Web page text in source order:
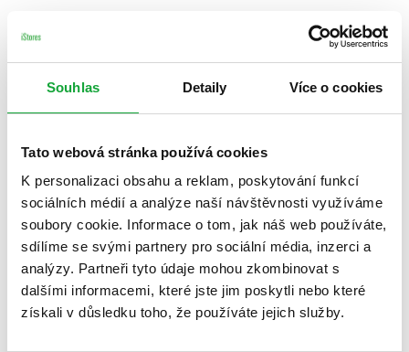
Souhlas Detaily Více o cookies
Tato webová stránka používá cookies
K personalizaci obsahu a reklam, poskytování funkcí
sociálních médií a analýze naší návštěvnosti využíváme
soubory cookie. Informace o tom, jak náš web používáte,
sdílíme se svými partnery pro sociální média, inzerci a
analýzy. Partneři tyto údaje mohou zkombinovat s
dalšími informacemi, které jste jim poskytli nebo které
získali v důsledku toho, že používáte jejich služby.